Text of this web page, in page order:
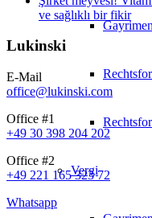
Vergi
ve sağlıklı bir fikir
Lukinski
E-Mail
office@lukinski.com
Office #1
+49 30 398 204 202
Office #2
+49 221 165 323 72
Whatsapp